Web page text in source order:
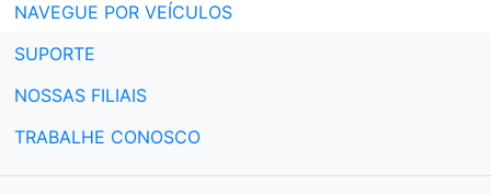
NAVEGUE POR VEÍCULOS
SUPORTE
NOSSAS FILIAIS
TRABALHE CONOSCO